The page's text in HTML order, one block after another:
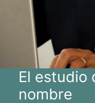
El estudio
nombre